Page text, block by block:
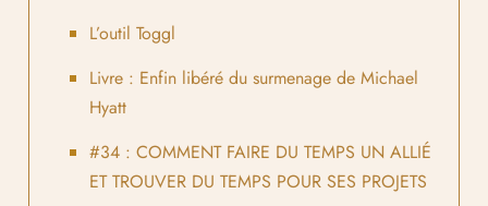
L’outil Toggl
Livre : Enfin libéré du surmenage de Michael
Hyatt
#34 : COMMENT FAIRE DU TEMPS UN ALLIÉ
ET TROUVER DU TEMPS POUR SES PROJETS